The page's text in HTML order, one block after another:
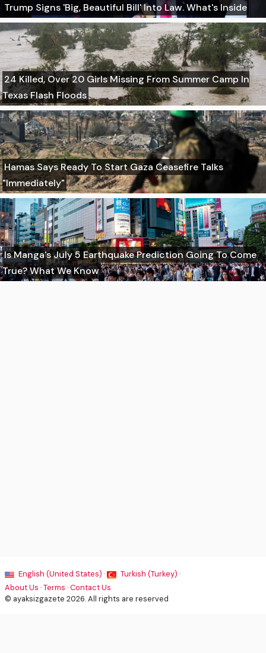
Trump Signs 'Big, Beautiful Bill' Into Law. What's Inside
24 Killed, Over 20 Girls Missing From Summer Camp In
Texas Flash Floods
Hamas Says Ready To Start Gaza Ceasefire Talks
"Immediately"
Is Manga's July 5 Earthquake Prediction Going To Come
True? What We Know
English (United States) ·
Turkish (Turkey) ·
About Us ·Terms ·Contact Us
© ayaksizgazete 2026. All rights are reserved